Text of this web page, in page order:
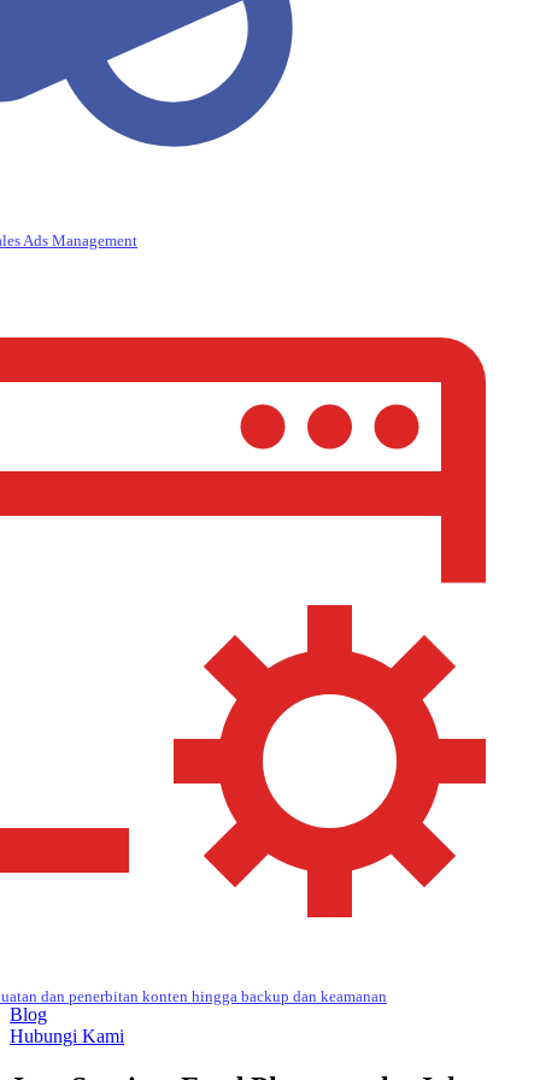
Ads Management
dan penerbitan konten hingga backup dan keamanan
Blog
Hubungi Kami